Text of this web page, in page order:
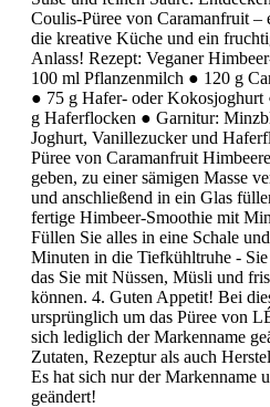
Coulis-Püree von Caramanfruit
die kreative Küche und ein
Anlass! Rezept: Veganer
100 ml Pflanzenmilch ● 120 g
● 75 g Hafer- oder
g Haferflocken ● Garnitur:
Joghurt, Vanillezucker und
Püree von Caramanfruit
geben, zu einer sämigen Masse
und anschließend in ein Glas
fertige Himbeer-Smoothie mit
Füllen Sie alles in eine Schale
Minuten in die Tiefkühltruhe - Sie
das Sie mit Nüssen, Müsli und
können. 4. Guten Appetit! Bei
ursprünglich um das Püree von
sich lediglich der Markenname
Zutaten, Rezeptur als auch
Es hat sich nur der Markenname
geändert!